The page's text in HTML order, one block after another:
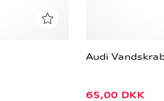
Audi
65,00 DKK